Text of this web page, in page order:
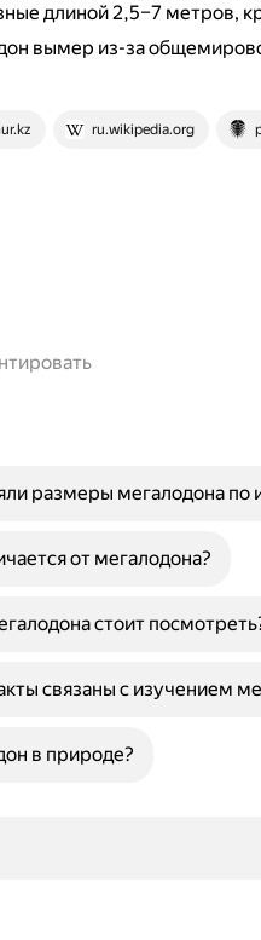
длиной 2,5–7 метров,
вымер из-за
ru.wikipedia.org
размеры мегалодона по
от мегалодона?
стоит
связаны с изучением
в природе?